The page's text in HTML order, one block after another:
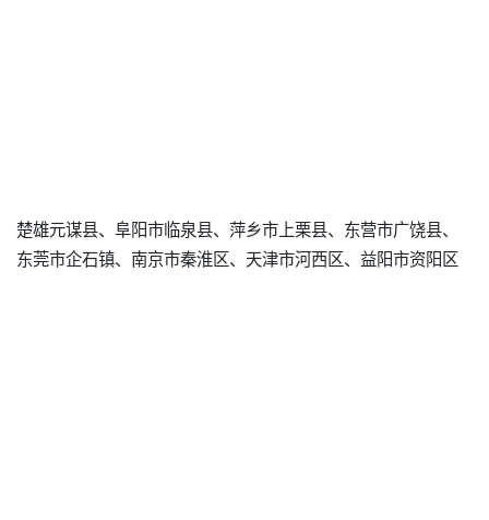
楚雄元谋县、阜阳市临泉县、萍乡市上栗县、东营市广饶县、
东莞市企石镇、南京市秦淮区、天津市河西区、益阳市资阳区